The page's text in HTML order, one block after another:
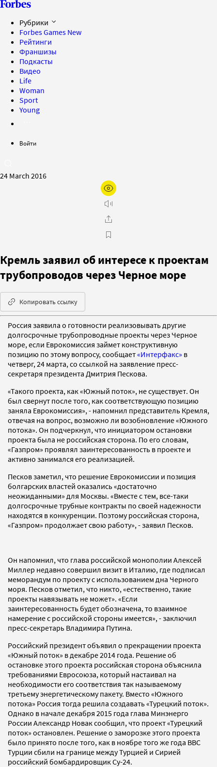
Рубрики
Forbes Games New
Рейтинги
Франшизы
Подкасты
Видео
Life
Woman
Sport
Young
Войти
24 March 2016
Кремль заявил об интересе к проектам
трубопроводов через Черное море
Копировать ссылку
Россия заявила о готовности реализовывать другие
долгосрочные трубопроводные проекты через Черное
море, если Еврокомиссия займет конструктивную
позицию по этому вопросу, сообщает«Интерфакс» в
четверг, 24 марта, со ссылкой на заявление пресс-
секретаря президента Дмитрия Пескова.
«Такого проекта, как «Южный поток», не существует. Он
был свернут после того, как соответствующую позицию
заняла Еврокомиссия», - напомнил представитель Кремля,
отвечая на вопрос, возможно ли возобновление «Южного
потока». Он подчеркнул, что инициатором остановки
проекта была не российская сторона. По его словам,
«Газпром» проявлял заинтересованность в проекте и
активно занимался его реализацией.
Песков заметил, что решение Еврокомиссии и позиция
болгарских властей оказались «достаточно
неожиданными» для Москвы. «Вместе с тем, все-таки
долгосрочные трубные контракты по своей надежности
находятся в конкуренции. Поэтому российская сторона,
«Газпром» продолжает свою работу», - заявил Песков.
Он напомнил, что глава российской монополии Алексей
Миллер недавно совершил визит в Италию, где подписал
меморандум по проекту с использованием дна Черного
моря. Песков отметил, что никто, «естественно, такие
проекты навязывать не может». «Если
заинтересованность будет обозначена, то взаимное
намерение с российской стороны имеется», - заключил
пресс-секретарь Владимира Путина.
Российский президент объявил о прекращении проекта
«Южный поток» в декабре 2014 года. Решение об
остановке этого проекта российская сторона объяснила
требованиями Евросоюза, который настаивал на
необходимости его соответствия так называемому
третьему энергетическому пакету. Вместо «Южного
потока» Россия тогда решила создавать «Турецкий поток».
Однако в начале декабря 2015 года глава Минэнерго
России Александр Новак сообщил, что проект «Турецкий
поток» остановлен. Решение о заморозке этого проекта
было принято после того, как в ноябре того же года ВВС
Турции сбили на границе между Турцией и Сирией
российский бомбардировщик Су-24.